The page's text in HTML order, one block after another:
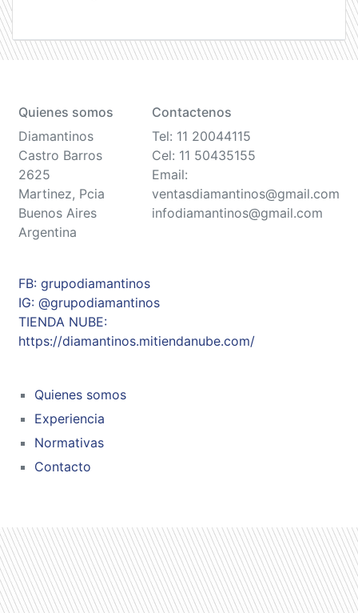
Quienes somos
Diamantinos
Castro Barros
2625
Martinez, Pcia
Buenos Aires
Argentina
Contactenos
Tel: 11 20044115
Cel: 11 50435155
Email:
ventasdiamantinos@gmail.com
infodiamantinos@gmail.com
FB: grupodiamantinos
IG: @grupodiamantinos
TIENDA NUBE:
https://diamantinos.mitiendanube.com/
Quienes somos
Experiencia
Normativas
Contacto